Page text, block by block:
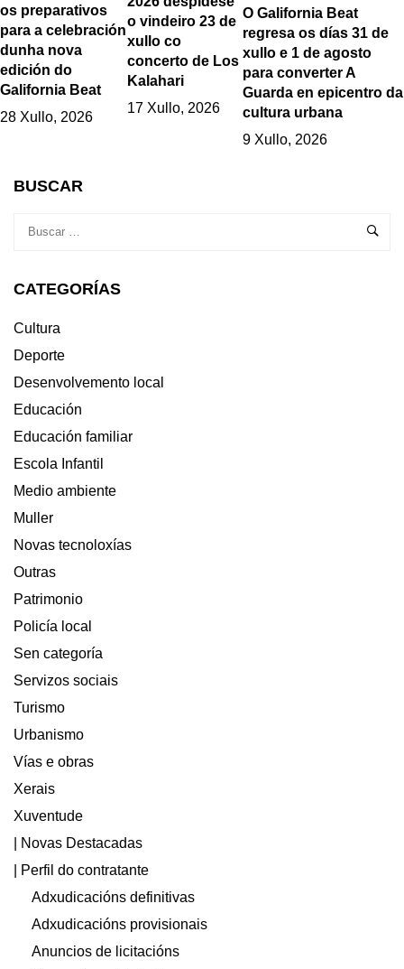
os preparativos
para a celebración
dunha nova
edición do
Galifornia Beat
28 Xullo, 2026
o vindeiro 23 de
xullo co
concerto de Los
Kalahari
17 Xullo, 2026
O Galifornia Beat
regresa os días 31 de
xullo e 1 de agosto
para converter A
Guarda en epicentro da
cultura urbana
9 Xullo, 2026
BUSCAR
CATEGORÍAS
Cultura
Deporte
Desenvolvemento local
Educación
Educación familiar
Escola Infantil
Medio ambiente
Muller
Novas tecnoloxías
Outras
Patrimonio
Policía local
Sen categoría
Servizos sociais
Turismo
Urbanismo
Vías e obras
Xerais
Xuventude
| Novas Destacadas
| Perfil do contratante
Adxudicacións definitivas
Adxudicacións provisionais
Anuncios de licitacións